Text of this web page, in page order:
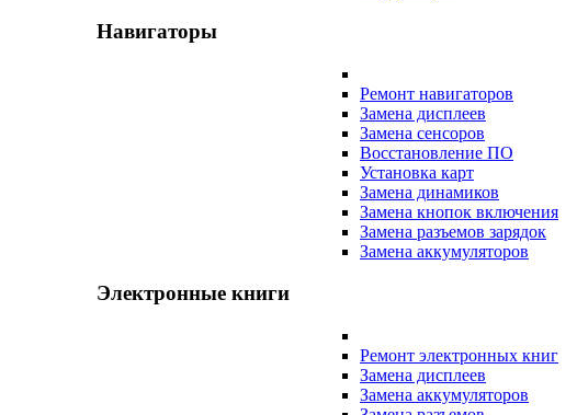
Навигаторы
Ремонт навигаторов
Замена дисплеев
Замена сенсоров
Восстановление ПО
Установка карт
Замена динамиков
Замена кнопок включения
Замена разъемов зарядок
Замена аккумуляторов
Электронные книги
Ремонт электронных книг
Замена дисплеев
Замена аккумуляторов